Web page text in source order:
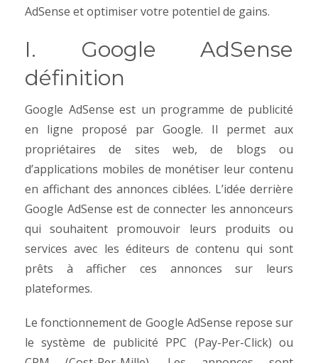
AdSense et optimiser votre potentiel de gains.
I. Google AdSense
définition
Google AdSense est un programme de publicité
en ligne proposé par Google. Il permet aux
propriétaires de sites web, de blogs ou
d’applications mobiles de monétiser leur contenu
en affichant des annonces ciblées. L’idée derrière
Google AdSense est de connecter les annonceurs
qui souhaitent promouvoir leurs produits ou
services avec les éditeurs de contenu qui sont
prêts à afficher ces annonces sur leurs
plateformes.
Le fonctionnement de Google AdSense repose sur
le système de publicité PPC (Pay-Per-Click) ou